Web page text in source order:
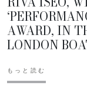
AWARD, IN
LONDON
もっと読む